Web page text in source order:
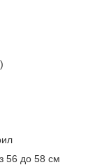
з 56 до 58 см